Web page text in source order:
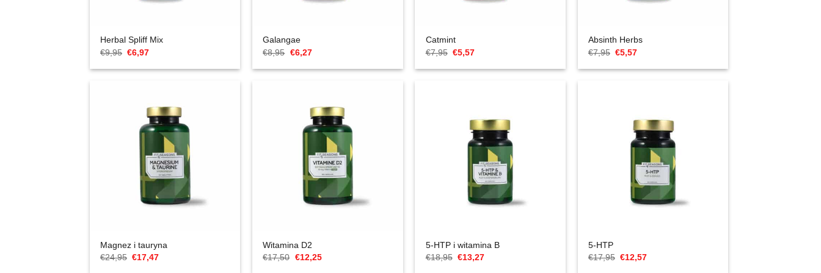
Herbal Spliff Mix
€9,95 Cena
wynosiła:
€6,97Aktualna
to:
Galangae
€8,95 Cena
wynosiła:
€6,27Aktualna
to:
Catmint
€7,95 Cena
wynosiła:
€5,57Aktualna
to:
Absinth Herbs
€7,95 Cena
wynosiła:
€5,57Aktualna
to:
Magnez i tauryna
€24,95 Cena
€17,47Aktualna
Witamina D2
€17,50 Cena
€12,25Aktualna
5-HTP i witamina B
€18,95 Cena
€13,27Aktualna
5-HTP
€17,95 Cena
€12,57Aktualna